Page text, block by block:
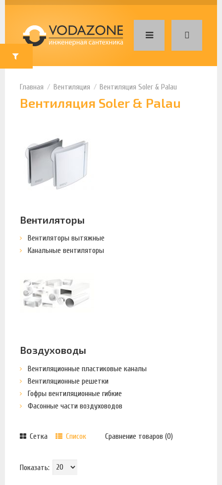
Вентиляция Вентиляция Soler & Palau
Вентиляция Soler & Palau
Вентиляторы
Вентиляторы вытяжные
Канальные вентиляторы
Воздуховоды
Вентиляционные пластиковые каналы
Вентиляционные решетки
Гофры вентиляционные гибкие
Фасонные части воздуховодов
Сетка Список Сравнение товаров (0)
Показать: